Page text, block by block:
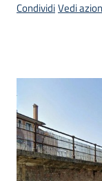
fare
CondividiVedi
Descrizione